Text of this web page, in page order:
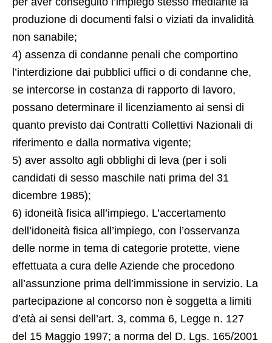
produzione di documenti falsi o viziati da invalidità
non sanabile;
4) assenza di condanne penali che comportino
l’interdizione dai pubblici uffici o di condanne che,
se intercorse in costanza di rapporto di lavoro,
possano determinare il licenziamento ai sensi di
quanto previsto dai Contratti Collettivi Nazionali di
riferimento e dalla normativa vigente;
5) aver assolto agli obblighi di leva (per i soli
candidati di sesso maschile nati prima del 31
dicembre 1985);
6) idoneità fisica all’impiego. L’accertamento
dell’idoneità fisica all’impiego, con l’osservanza
delle norme in tema di categorie protette, viene
effettuata a cura delle Aziende che procedono
all’assunzione prima dell’immissione in servizio. La
partecipazione al concorso non è soggetta a limiti
d’età ai sensi dell’art. 3, comma 6, Legge n. 127
del 15 Maggio 1997; a norma del D. Lgs. 165/2001